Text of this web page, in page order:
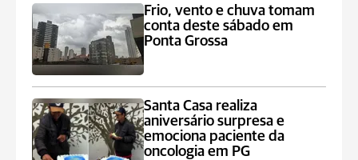
Frio, vento e chuva tomam
conta deste sábado em
Ponta Grossa
Santa Casa realiza
aniversário surpresa e
emociona paciente da
oncologia em PG